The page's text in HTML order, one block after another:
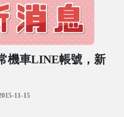
機車LINE帳號，新
11-15